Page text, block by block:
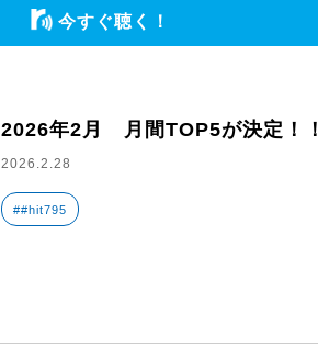
今すぐ聴く！
2026年2月 月間TOP5が決定！！
2026.2.28
##hit795